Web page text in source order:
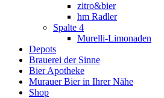
zitro&bier
hm Radler
Spalte 4
Murelli-Limonaden
Depots
Brauerei der Sinne
Bier Apotheke
Murauer Bier in Ihrer Nähe
Shop